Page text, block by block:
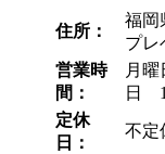
住所：
福岡
プレ
営業時
間：
月
日
定休
日：
不定